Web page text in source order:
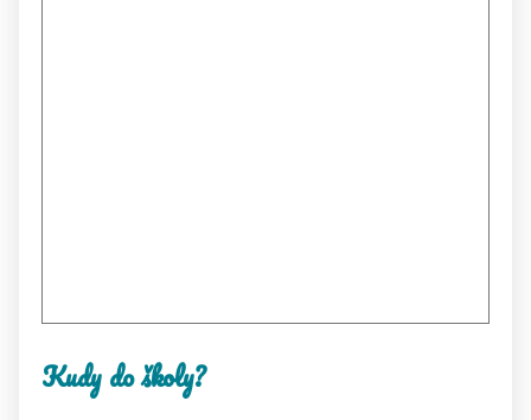
Kudy do školy?